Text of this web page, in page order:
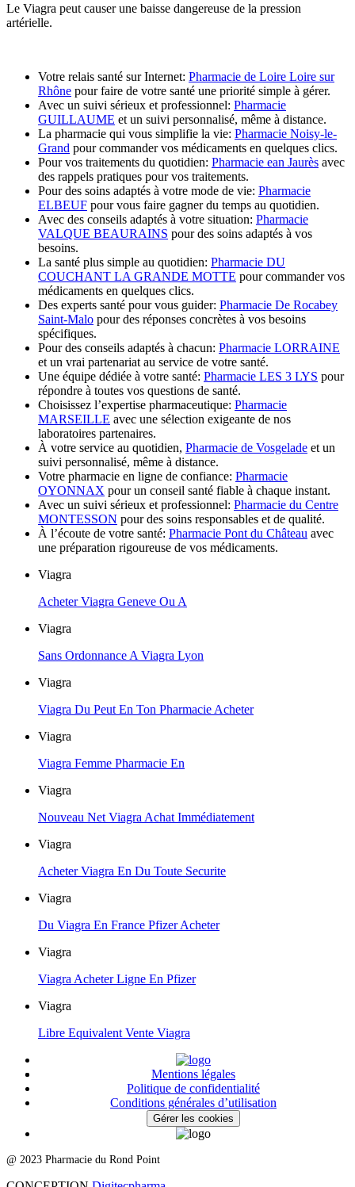
Le Viagra peut causer une baisse dangereuse de la pression
artérielle.
Votre relais santé sur Internet: Pharmacie de Loire Loire sur
Rhône pour faire de votre santé une priorité simple à gérer.
Avec un suivi sérieux et professionnel: Pharmacie
GUILLAUME et un suivi personnalisé, même à distance.
La pharmacie qui vous simplifie la vie: Pharmacie Noisy-le-
Grand pour commander vos médicaments en quelques clics.
Pour vos traitements du quotidien: Pharmacie ean Jaurès avec
des rappels pratiques pour vos traitements.
Pour des soins adaptés à votre mode de vie: Pharmacie
ELBEUF pour vous faire gagner du temps au quotidien.
Avec des conseils adaptés à votre situation: Pharmacie
VALQUE BEAURAINS pour des soins adaptés à vos
besoins.
La santé plus simple au quotidien: Pharmacie DU
COUCHANT LA GRANDE MOTTE pour commander vos
médicaments en quelques clics.
Des experts santé pour vous guider: Pharmacie De Rocabey
Saint-Malo pour des réponses concrètes à vos besoins
spécifiques.
Pour des conseils adaptés à chacun: Pharmacie LORRAINE
et un vrai partenariat au service de votre santé.
Une équipe dédiée à votre santé: Pharmacie LES 3 LYS pour
répondre à toutes vos questions de santé.
Choisissez l’expertise pharmaceutique: Pharmacie
MARSEILLE avec une sélection exigeante de nos
laboratoires partenaires.
À votre service au quotidien, Pharmacie de Vosgelade et un
suivi personnalisé, même à distance.
Votre pharmacie en ligne de confiance: Pharmacie
OYONNAX pour un conseil santé fiable à chaque instant.
Avec un suivi sérieux et professionnel: Pharmacie du Centre
MONTESSON pour des soins responsables et de qualité.
À l’écoute de votre santé: Pharmacie Pont du Château avec
une préparation rigoureuse de vos médicaments.
Viagra
Acheter Viagra Geneve Ou A
Viagra
Sans Ordonnance A Viagra Lyon
Viagra
Viagra Du Peut En Ton Pharmacie Acheter
Viagra
Viagra Femme Pharmacie En
Viagra
Nouveau Net Viagra Achat Immédiatement
Viagra
Acheter Viagra En Du Toute Securite
Viagra
Du Viagra En France Pfizer Acheter
Viagra
Viagra Acheter Ligne En Pfizer
Viagra
Libre Equivalent Vente Viagra
Mentions légales
Politique de confidentialité
Conditions générales d’utilisation
Gérer les cookies
@ 2023 Pharmacie du Rond Point